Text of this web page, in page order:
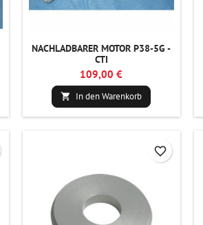
NACHLADBARER MOTOR P38-5G -
CTI
109,00 €
 In den Warenkorb
favorite_border